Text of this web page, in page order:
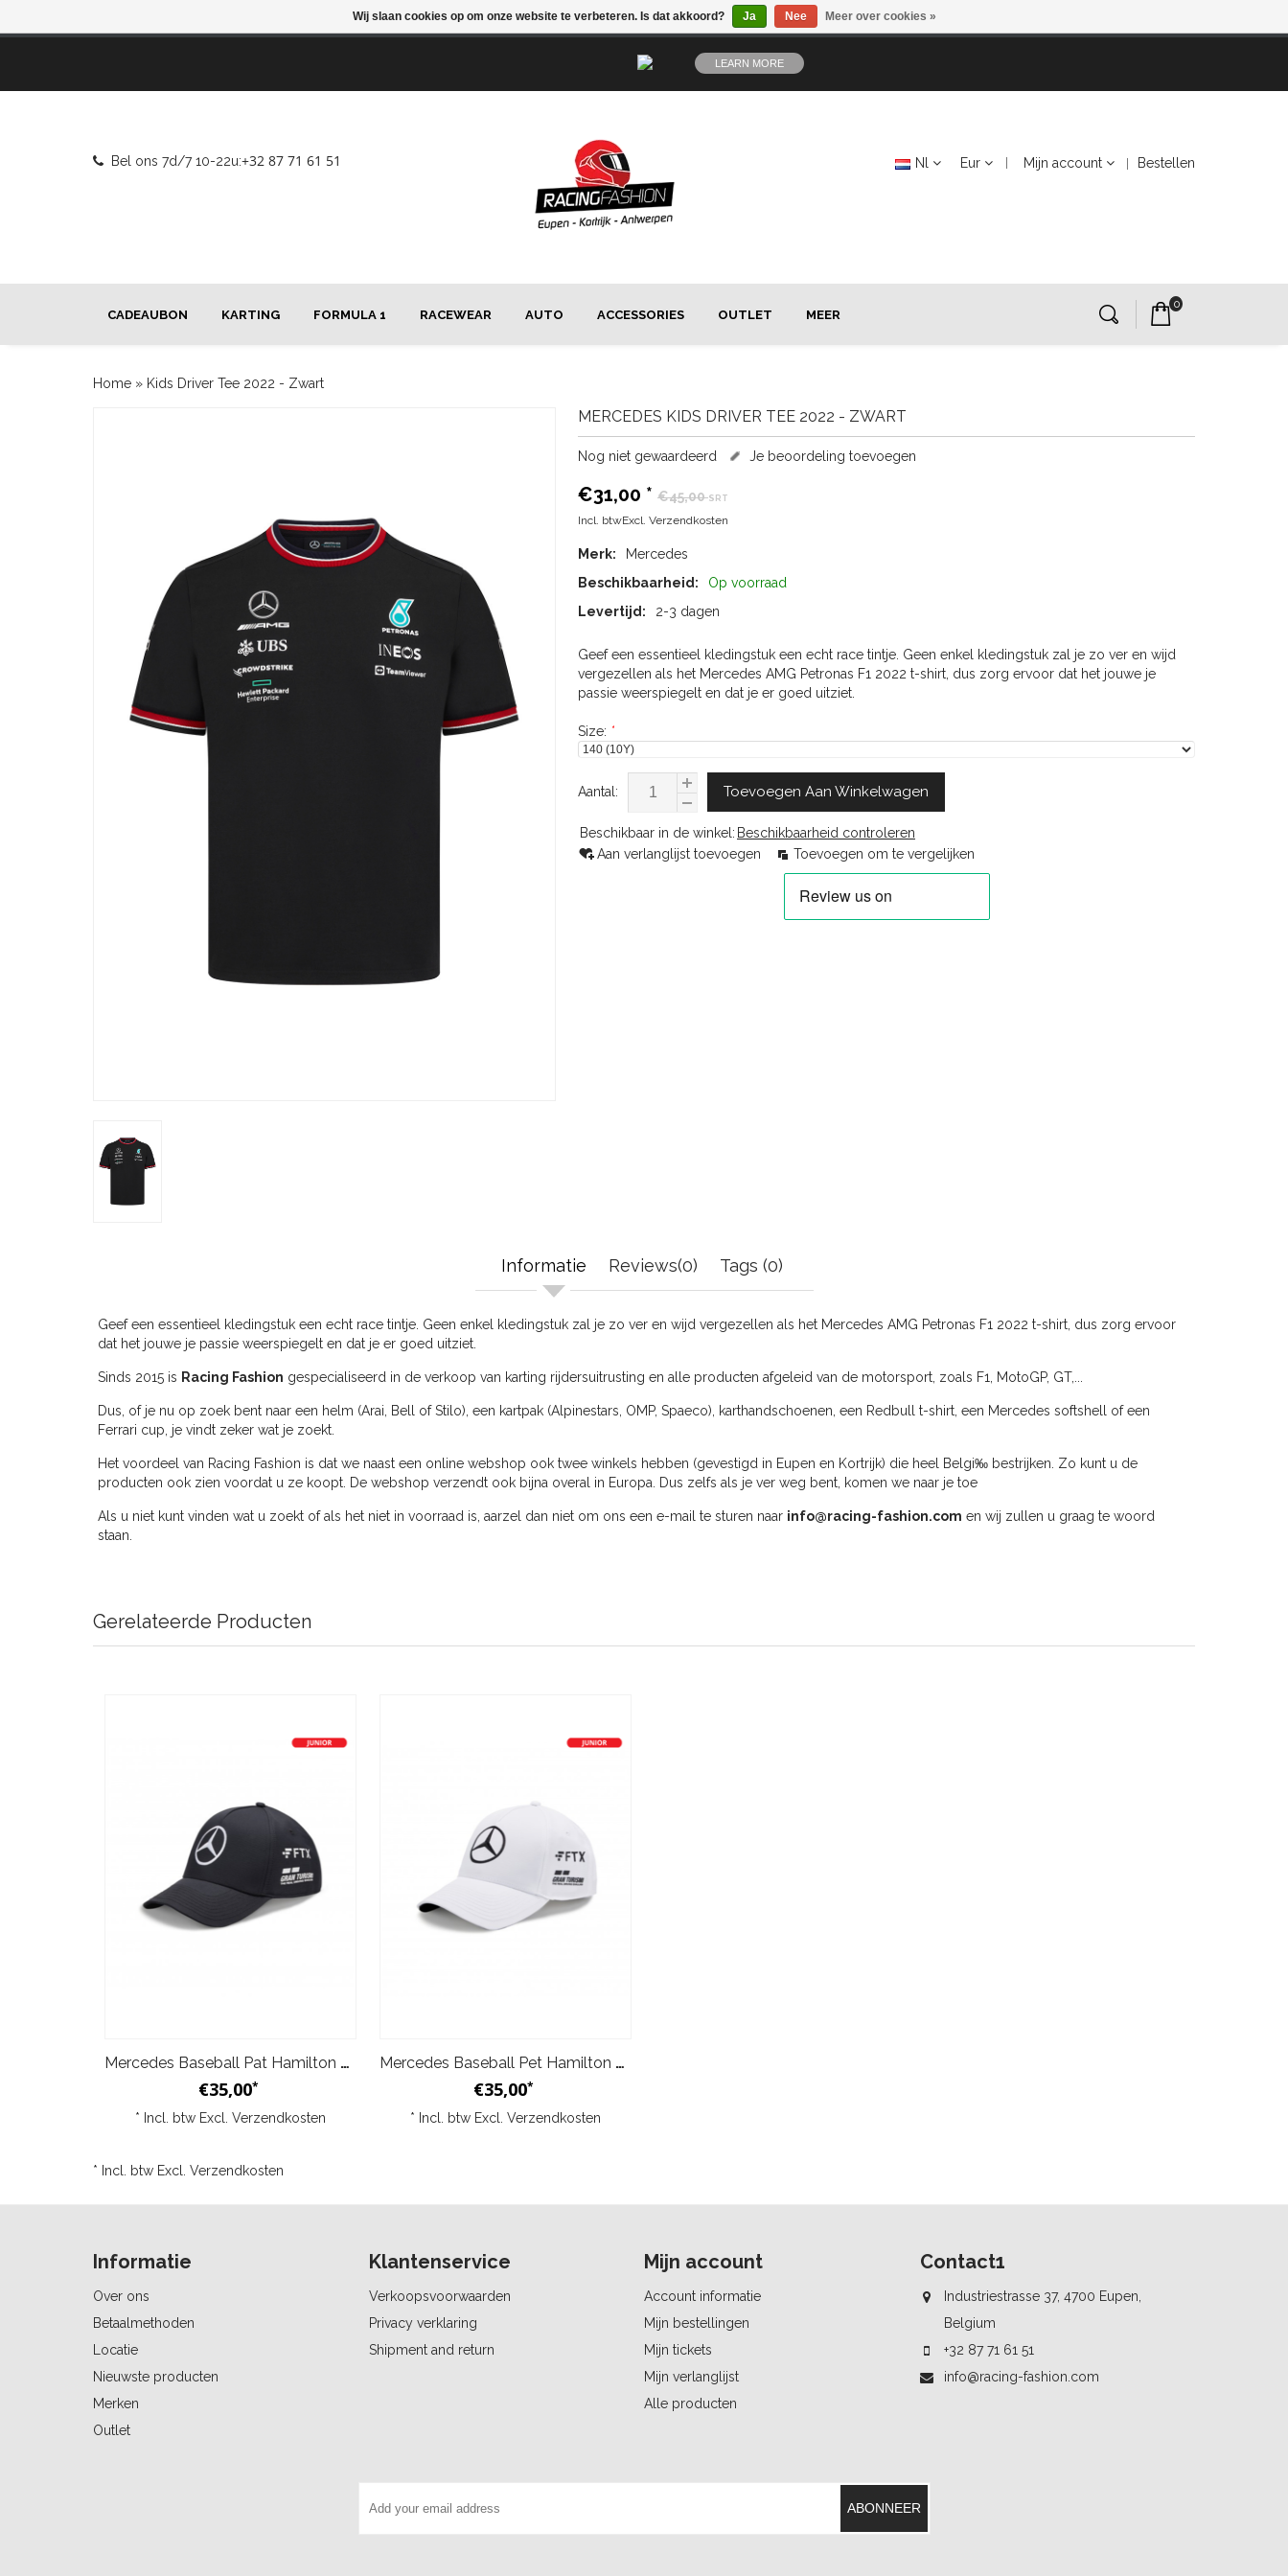
LEARN MORE
Bel ons 7d/7 10-22u:+32 87 71 61 51 Nl Eur Mijn account Bestellen
CADEAUBON KARTING FORMULA 1 RACEWEAR AUTO ACCESSORIES OUTLET MEER
0
Home » Kids Driver Tee 2022 - Zwart
MERCEDES KIDS DRIVER TEE 2022 - ZWART
Nog niet gewaardeerd Je beoordeling toevoegen
€31,00 * €45,00SRT
Incl. btwExcl. Verzendkosten
Merk:
Mercedes
Beschikbaarheid:
Op voorraad
Levertijd:
2-3 dagen
Geef een essentieel kledingstuk een echt race tintje. Geen enkel kledingstuk zal je zo ver en wijd
vergezellen als het Mercedes AMG Petronas F1 2022 t-shirt, dus zorg ervoor dat het jouwe je
passie weerspiegelt en dat je er goed uitziet.
Size: *
Aantal: Toevoegen Aan Winkelwagen
Beschikbaar in de winkel: Beschikbaarheid controleren
Aan verlanglijst toevoegen
Toevoegen om te vergelijken
Informatie Reviews(0) Tags (0)
Geef een essentieel kledingstuk een echt race tintje. Geen enkel kledingstuk zal je zo ver en wijd vergezellen als het Mercedes AMG Petronas F1 2022 t-shirt, dus zorg ervoor
dat het jouwe je passie weerspiegelt en dat je er goed uitziet.
Sinds 2015 is Racing Fashion gespecialiseerd in de verkoop van karting rijdersuitrusting en alle producten afgeleid van de motorsport, zoals F1, MotoGP, GT,...
Dus, of je nu op zoek bent naar een helm (Arai, Bell of Stilo), een kartpak (Alpinestars, OMP, Spaeco), karthandschoenen, een Redbull t-shirt, een Mercedes softshell of een
Ferrari cup, je vindt zeker wat je zoekt.
Het voordeel van Racing Fashion is dat we naast een online webshop ook twee winkels hebben (gevestigd in Eupen en Kortrijk) die heel Belgi‰ bestrijken. Zo kunt u de
producten ook zien voordat u ze koopt. De webshop verzendt ook bijna overal in Europa. Dus zelfs als je ver weg bent, komen we naar je toe
Als u niet kunt vinden wat u zoekt of als het niet in voorraad is, aarzel dan niet om ons een e-mail te sturen naar info@racing-fashion.com en wij zullen u graag te woord
staan.
Gerelateerde Producten
Mercedes Baseball Pat Hamilton 2022 Kids - Zwart
€35,00*
* Incl. btw Excl. Verzendkosten
Mercedes Baseball Pet Hamilton 2022 Kids - Wit
€35,00*
* Incl. btw Excl. Verzendkosten
* Incl. btw Excl. Verzendkosten
Informatie
Over ons
Betaalmethoden
Locatie
Nieuwste producten
Merken
Outlet
Klantenservice
Verkoopsvoorwaarden
Privacy verklaring
Shipment and return
Mijn account
Account informatie
Mijn bestellingen
Mijn tickets
Mijn verlanglijst
Alle producten
Contact1
Industriestrasse 37, 4700 Eupen,
Belgium
+32 87 71 61 51
info@racing-fashion.com
ABONNEER
Wij slaan cookies op om onze website te verbeteren. Is dat akkoord? Ja Nee Meer over cookies »